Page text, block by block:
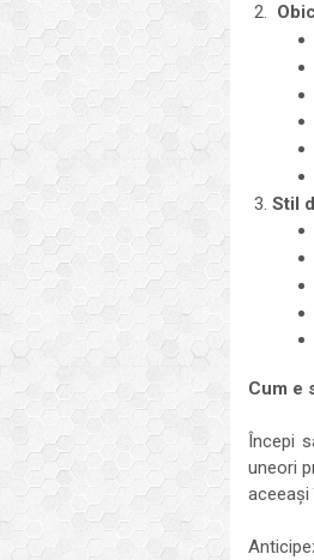
Stil
Cum e
Începi
uneori
aceeași